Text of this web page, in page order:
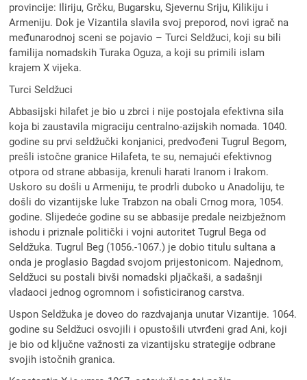
provincije: Iliriju, Grčku, Bugarsku, Sjevernu Sriju, Kilikiju i
Armeniju. Dok je Vizantila slavila svoj preporod, novi igrač na
međunarodnoj sceni se pojavio – Turci Seldžuci, koji su bili
familija nomadskih Turaka Oguza, a koji su primili islam
krajem X vijeka.
Turci Seldžuci
Abbasijski hilafet je bio u zbrci i nije postojala efektivna sila
koja bi zaustavila migraciju centralno-azijskih nomada. 1040.
godine su prvi seldžučki konjanici, predvođeni Tugrul Begom,
prešli istočne granice Hilafeta, te su, nemajući efektivnog
otpora od strane abbasija, krenuli harati Iranom i Irakom.
Uskoro su došli u Armeniju, te prodrli duboko u Anadoliju, te
došli do vizantijske luke Trabzon na obali Crnog mora, 1054.
godine. Slijedeće godine su se abbasije predale neizbježnom
ishodu i priznale politički i vojni autoritet Tugrul Bega od
Seldžuka. Tugrul Beg (1056.-1067.) je dobio titulu sultana a
onda je proglasio Bagdad svojom prijestonicom. Najednom,
Seldžuci su postali bivši nomadski pljačkaši, a sadašnji
vladaoci jednog ogromnom i sofisticiranog carstva.
Uspon Seldžuka je doveo do razdvajanja unutar Vizantije. 1064.
godine su Seldžuci osvojili i opustošili utvrđeni grad Ani, koji
je bio od ključne važnosti za vizantijsku strategije odbrane
svojih istočnih granica.